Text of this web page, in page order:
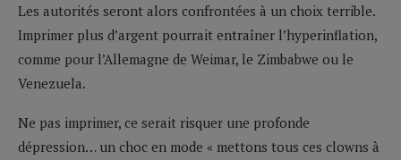
Les autorités seront alors confrontées à un choix terrible.
Imprimer plus d’argent pourrait entraîner l’hyperinflation,
comme pour l’Allemagne de Weimar, le Zimbabwe ou le
Venezuela.
Ne pas imprimer, ce serait risquer une profonde
dépression… un choc en mode « mettons tous ces clowns à